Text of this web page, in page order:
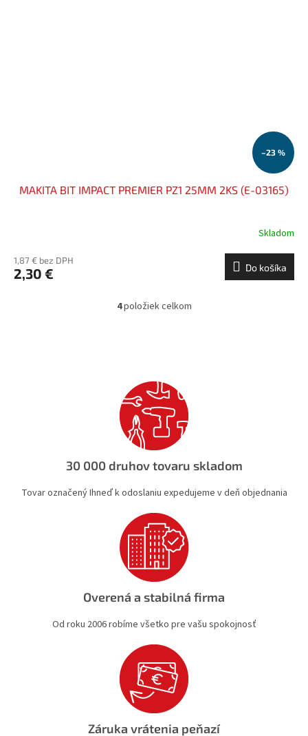
–23 %
MAKITA BIT IMPACT PREMIER PZ1 25MM 2KS (E-03165)
Skladom
1,87 € bez DPH
2,30 € Do košíka
O
c
i
e
p
r
k
v
p
i
s
u
4položiek celkom
30 000 druhov tovaru skladom
Tovar označený Ihneď k odoslaniu expedujeme v deň objednania
Overená a stabilná firma
Od roku 2006 robíme všetko pre vašu spokojnosť
Záruka vrátenia peňazí